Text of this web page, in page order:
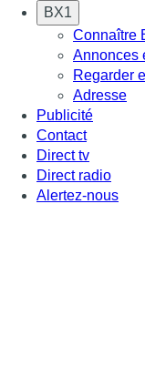
BX1
Connaître
Annonces
Regarder
Adresse
Publicité
Contact
Direct tv
Direct radio
Alertez-nous